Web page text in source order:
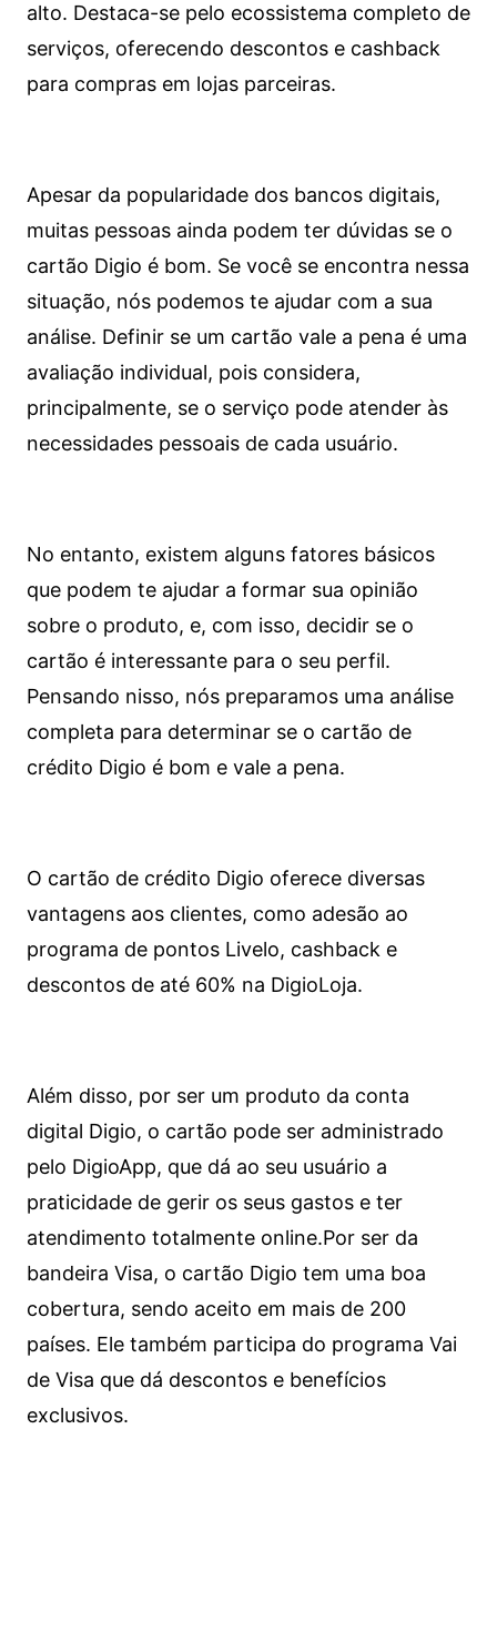
alto. Destaca-se pelo ecossistema completo de
serviços, oferecendo descontos e cashback
para compras em lojas parceiras.
Apesar da popularidade dos bancos digitais,
muitas pessoas ainda podem ter dúvidas se o
cartão Digio é bom. Se você se encontra nessa
situação, nós podemos te ajudar com a sua
análise. Definir se um cartão vale a pena é uma
avaliação individual, pois considera,
principalmente, se o serviço pode atender às
necessidades pessoais de cada usuário.
No entanto, existem alguns fatores básicos
que podem te ajudar a formar sua opinião
sobre o produto, e, com isso, decidir se o
cartão é interessante para o seu perfil.
Pensando nisso, nós preparamos uma análise
completa para determinar se o cartão de
crédito Digio é bom e vale a pena.
O cartão de crédito Digio oferece diversas
vantagens aos clientes, como adesão ao
programa de pontos Livelo, cashback e
descontos de até 60% na DigioLoja.
Além disso, por ser um produto da conta
digital Digio, o cartão pode ser administrado
pelo DigioApp, que dá ao seu usuário a
praticidade de gerir os seus gastos e ter
atendimento totalmente online.Por ser da
bandeira Visa, o cartão Digio tem uma boa
cobertura, sendo aceito em mais de 200
países. Ele também participa do programa Vai
de Visa que dá descontos e benefícios
exclusivos.